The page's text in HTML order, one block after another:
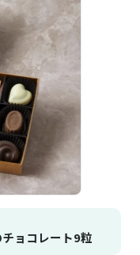
ョコレート9粒